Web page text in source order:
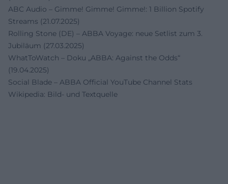
ABC Audio – Gimme! Gimme! Gimme!: 1 Billion Spotify
Streams (21.07.2025)
Rolling Stone (DE) – ABBA Voyage: neue Setlist zum 3.
Jubiläum (27.03.2025)
WhatToWatch – Doku „ABBA: Against the Odds“
(19.04.2025)
Social Blade – ABBA Official YouTube Channel Stats
Wikipedia: Bild- und Textquelle